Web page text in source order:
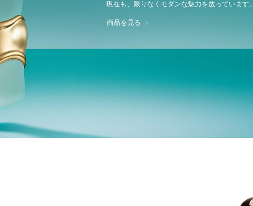
現在も、限りなくモダンな魅力を放っています。
商品を見る